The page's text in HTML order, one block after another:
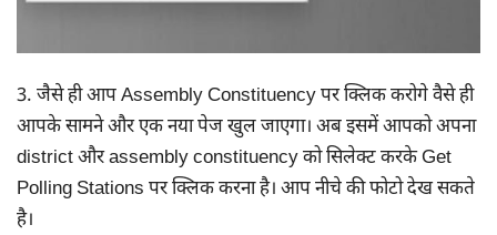
3. जैसे ही आप Assembly Constituency पर क्लिक करोगे वैसे ही
आपके सामने और एक नया पेज खुल जाएगा। अब इसमें आपको अपना
district और assembly constituency को सिलेक्ट करके Get
Polling Stations पर क्लिक करना है। आप नीचे की फोटो देख सकते
है।